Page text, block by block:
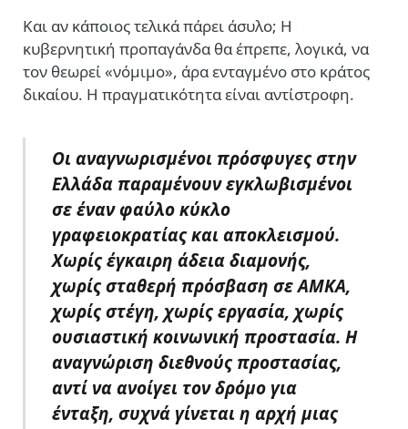
Και αν κάποιος τελικά πάρει άσυλο; Η
κυβερνητική προπαγάνδα θα έπρεπε, λογικά, να
τον θεωρεί «νόμιμο», άρα ενταγμένο στο κράτος
δικαίου. Η πραγματικότητα είναι αντίστροφη.
Οι αναγνωρισμένοι πρόσφυγες στην
Ελλάδα παραμένουν εγκλωβισμένοι
σε έναν φαύλο κύκλο
γραφειοκρατίας και αποκλεισμού.
Χωρίς έγκαιρη άδεια διαμονής,
χωρίς σταθερή πρόσβαση σε ΑΜΚΑ,
χωρίς στέγη, χωρίς εργασία, χωρίς
ουσιαστική κοινωνική προστασία. Η
αναγνώριση διεθνούς προστασίας,
αντί να ανοίγει τον δρόμο για
ένταξη, συχνά γίνεται η αρχή μιας